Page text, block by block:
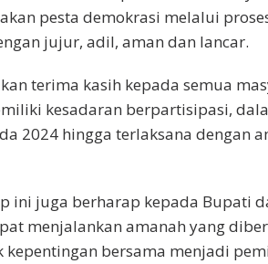
pesta demokrasi melalui
jujur, adil, aman dan lancar.
terima kasih kepada semua
kesadaran berpartisipasi,
2024 hingga terlaksana dengan
ini juga berharap kepada Bupati
menjalankan amanah yang
kepentingan bersama menjadi